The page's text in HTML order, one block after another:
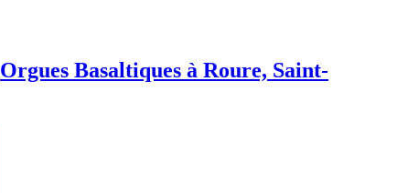
Orgues Basaltiques à Roure, Saint-